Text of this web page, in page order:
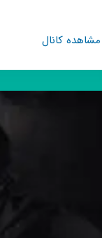
مشاهده کانالکانال
کلش
بازها